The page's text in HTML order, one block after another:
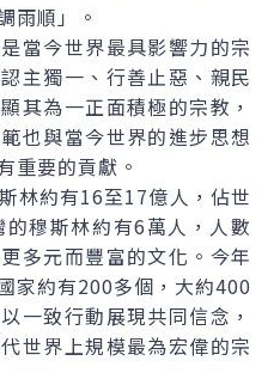
雨順」。
今世界最具影響力的宗
主獨一、行善止惡、親民
其為一正面積極的宗教，
也與當今世界的進步思想
重要的貢獻。
約有16至17億人，佔世
穆斯林約有6萬人，人數
多元而豐富的文化。今年
家約有200多個，大約400
一致行動展現共同信念，
世界上規模最為宏偉的宗